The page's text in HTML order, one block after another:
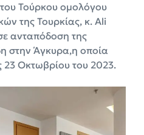
Τούρκου ομολόγου
της Τουρκίας, κ. Ali
ανταπόδοση της
στην Άγκυρα,η οποία
23 Οκτωβρίου του 2023.